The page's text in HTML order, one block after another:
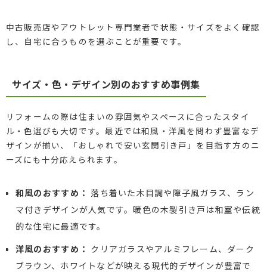
中古販売店やアウトレット専門業者で状態・サイズをよく確認
し、自宅に合うものを選ぶことが重要です。
サイズ・色・デザイン別のおすすめ事例集
リフォームの際は住まいの雰囲気やスペースに合ったスタイ
ル・色選びも大切です。最近では和風・洋風を問わず豊富なデ
ザインが揃い、「おしゃれで安い玄関引き戸」を目指す方のニ
ーズにも十分応えられます。
和風のおすすめ： 落ち着いた木目調や障子風ガラス、ラン
マ付きデザインが人気です。暖色の木製引き戸は和室や伝統
的な住宅に最適です。
洋風のおすすめ： クリアガラスやアルミフレーム、ダーク
ブラウン、ホワイトなどが映える現代的デザインが豊富で